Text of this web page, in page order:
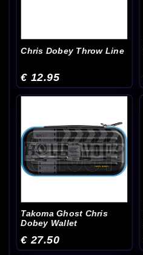
Chris Dobey Throw Line
€ 12.95
Takoma Ghost Chris
Dobey Wallet
€ 27.50